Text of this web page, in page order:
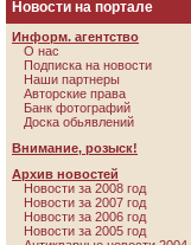
Новости на портале
Информ. агентство
О нас
Подписка на новости
Наши партнеры
Авторские права
Банк фотографий
Доска обьявлений
Внимание, розыск!
Архив новостей
Новости за 2008 год
Новости за 2007 год
Новости за 2006 год
Новости за 2005 год